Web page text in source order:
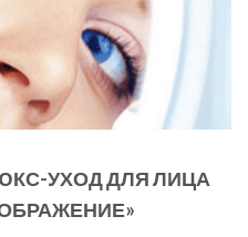
УХОД ДЛЯ ЛИЦА